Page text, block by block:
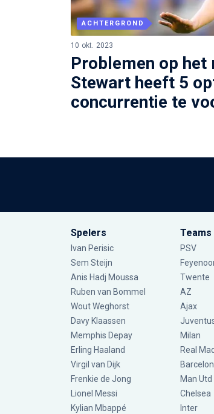
ACHTERGROND
10 okt. 2023
Problemen op het
Stewart heeft 5
concurrentie te
Spelers
Ivan Perisic
Sem Steijn
Anis Hadj Moussa
Ruben van Bommel
Wout Weghorst
Davy Klaassen
Memphis Depay
Erling Haaland
Virgil van Dijk
Frenkie de Jong
Lionel Messi
Kylian Mbappé
Teams
PSV
Twente
AZ
Ajax
Milan
Real
Man Utd
Chelsea
Inter